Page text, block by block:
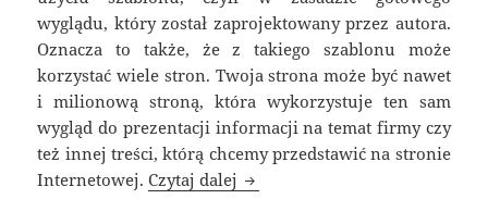
wyglądu, który został zaprojektowany przez autora.
Oznacza to także, że z takiego szablonu może
korzystać wiele stron. Twoja strona może być nawet
i milionową stroną, która wykorzystuje ten sam
wygląd do prezentacji informacji na temat firmy czy
też innej treści, którą chcemy przedstawić na stronie
Internetowej.Czytaj dalej Ile kosztuje prosta strona?